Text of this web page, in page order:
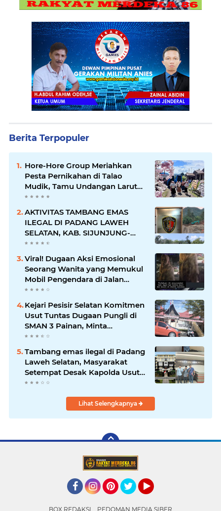
Berita Terpopuler
Hore-Hore Group Meriahkan
Pesta Pernikahan di Talao
Mudik, Tamu Undangan Larut
dalam Suasana Penuh
AKTIVITAS TAMBANG EMAS
ILEGAL DI PADANG LAWEH
SELATAN, KAB. SIJUNJUNG-
SUMBAR SEMAKIN
MERAJALELA
Viral! Dugaan Aksi Emosional
Seorang Wanita yang Memukul
Mobil Pengendara di Jalan
Khatib Sulaiman
Kejari Pesisir Selatan Komitmen
Usut Tuntas Dugaan Pungli di
SMAN 3 Painan, Minta
Inspektorat Sumbar Lakukan
Pemeriksaan
Tambang emas ilegal di Padang
Laweh Selatan, Masyarakat
Setempat Desak Kapolda Usut
Tuntas
Lihat Selengkapnya
BOX REDAKSI PEDOMAN MEDIA SIBER